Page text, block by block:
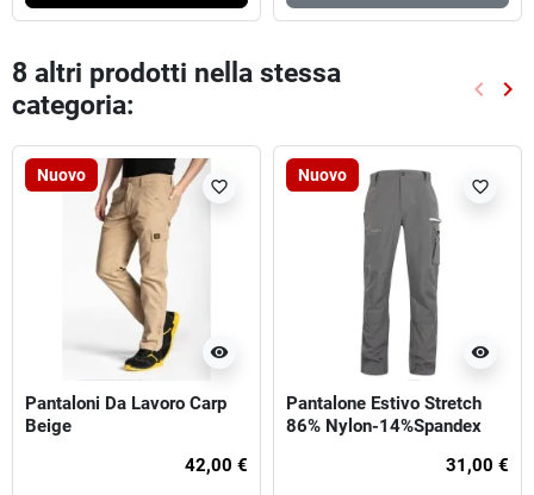
8 altri prodotti nella stessa
categoria:
keyboard_arrow_left keyboard_arrow_right
Nuovo
visibility
favorite_border
Pantaloni Da Lavoro Carp
Beige
42,00 €
Nuovo
visibility
favorite_border
Pantalone Estivo Stretch
86% Nylon-14%Spandex
31,00 €